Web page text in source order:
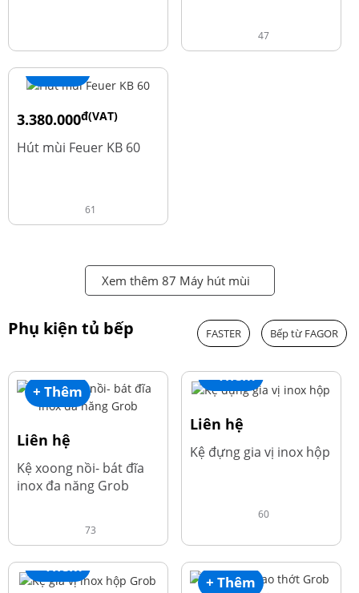
47
+ Thêm
3.380.000đ(VAT)
4.600.000
Hút mùi Feuer KB 60
61
Xem thêm 87 Máy hút mùi
Phụ kiện tủ bếp FASTER Bếp từ FAGOR
+ Thêm
Liên hệ
Kệ xoong nồi- bát đĩa
inox đa năng Grob
73
+ Thêm
Liên hệ
Kệ đựng gia vị inox hộp
60
+ Thêm
+ Thêm